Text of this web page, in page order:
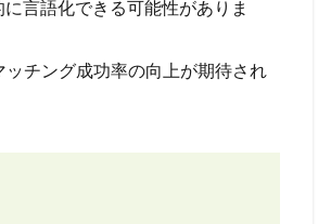
言語化できる可能性がありま
ッチング成功率の向上が期待され